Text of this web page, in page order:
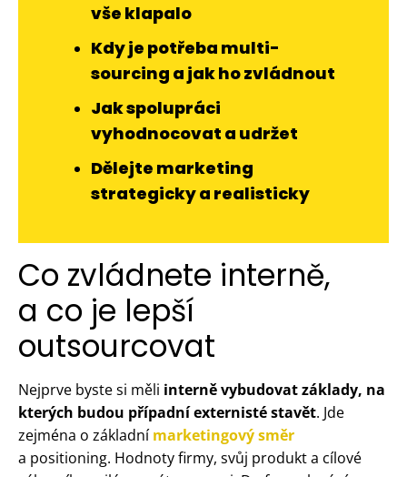
vše klapalo
Kdy je potřeba multi-
sourcing a jak ho zvládnout
Jak spolupráci
vyhodnocovat a udržet
Dělejte marketing
strategicky a realisticky
Co zvládnete interně,
a co je lepší
outsourcovat
Nejprve byste si měli interně vybudovat základy, na
kterých budou případní externisté stavět. Jde
zejména o základnímarketingový směr
a positioning. Hodnoty firmy, svůj produkt a cílové